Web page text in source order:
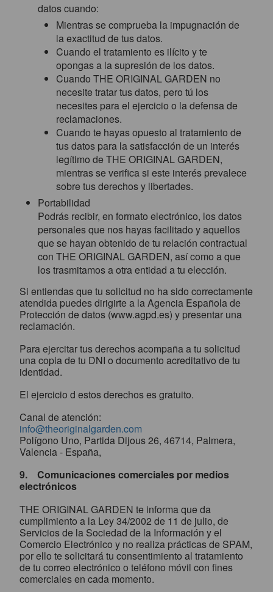
datos cuando:
Mientras se comprueba la impugnación de
la exactitud de tus datos.
Cuando el tratamiento es ilícito y te
opongas a la supresión de los datos.
Cuando THE ORIGINAL GARDEN no
necesite tratar tus datos, pero tú los
necesites para el ejercicio o la defensa de
reclamaciones.
Cuando te hayas opuesto al tratamiento de
tus datos para la satisfacción de un interés
legítimo de THE ORIGINAL GARDEN,
mientras se verifica si este interés prevalece
sobre tus derechos y libertades.
Portabilidad
Podrás recibir, en formato electrónico, los datos
personales que nos hayas facilitado y aquellos
que se hayan obtenido de tu relación contractual
con THE ORIGINAL GARDEN, así como a que
los trasmitamos a otra entidad a tu elección.
Si entiendas que tu solicitud no ha sido correctamente
atendida puedes dirigirte a la Agencia Española de
Protección de datos (www.agpd.es) y presentar una
reclamación.
Para ejercitar tus derechos acompaña a tu solicitud
una copia de tu DNI o documento acreditativo de tu
identidad.
El ejercicio d estos derechos es gratuito.
Canal de atención:
info@theoriginalgarden.com
Polígono Uno, Partida Dijous 26, 46714, Palmera,
Valencia - España,
9. Comunicaciones comerciales por medios
electrónicos
THE ORIGINAL GARDEN te informa que da
cumplimiento a la Ley 34/2002 de 11 de julio, de
Servicios de la Sociedad de la Información y el
Comercio Electrónico y no realiza prácticas de SPAM,
por ello te solicitará tu consentimiento al tratamiento
de tu correo electrónico o teléfono móvil con fines
comerciales en cada momento.